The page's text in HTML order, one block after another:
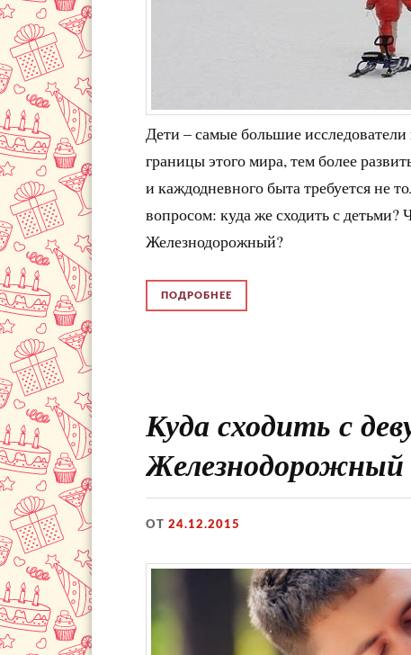
Дети – самые большие
границы этого мира, тем более
и каждодневного быта требуется не
вопросом: куда же сходить с
Железнодорожный?
ПОДРОБНЕЕ
Куда сходить с
Железнодорожный
ОТ 24.12.2015